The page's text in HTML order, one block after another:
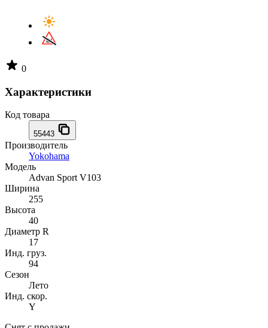
0
Характеристики
Код товара
55443
Производитель
Yokohama
Модель
Advan Sport V103
Ширина
255
Высота
40
Диаметр R
17
Инд. груз.
94
Сезон
Лето
Инд. скор.
Y